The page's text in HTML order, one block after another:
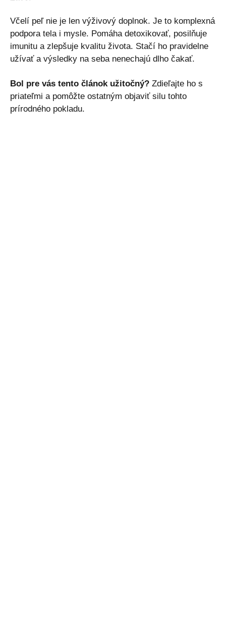
Včelí peľ nie je len výživový doplnok. Je to komplexná
podpora tela i mysle. Pomáha detoxikovať, posilňuje
imunitu a zlepšuje kvalitu života. Stačí ho pravidelne
užívať a výsledky na seba nenechajú dlho čakať.
Bol pre vás tento článok užitočný? Zdieľajte ho s
priateľmi a pomôžte ostatným objaviť silu tohto
prírodného pokladu.